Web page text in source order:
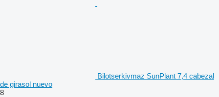
Bilotserkivmaz SunPlant 7,4 cabezal
de girasol nuevo
8